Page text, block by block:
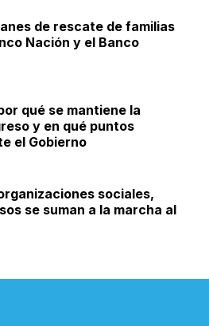
de rescate de familias
Nación y el Banco
qué se mantiene la
y en qué puntos
el Gobierno
sociales,
se suman a la marcha al